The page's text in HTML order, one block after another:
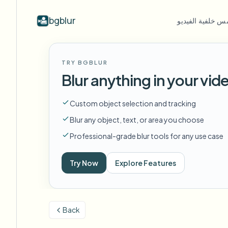
bgblur خلفية الفيديو
تبديل الوجه - صورة
تبديل الوجه - فيديو NEW
Swap faces in video
AI Video Object
Remover
الخدمة
الشاشة
Tutorials &
Privacy-
TRY BGBLUR
Blur anything in your
Custom object selection and tracking
Blur any object, text, or area you choose
Professional-grade blur tools for any use case
Try Now Explore Features
Back